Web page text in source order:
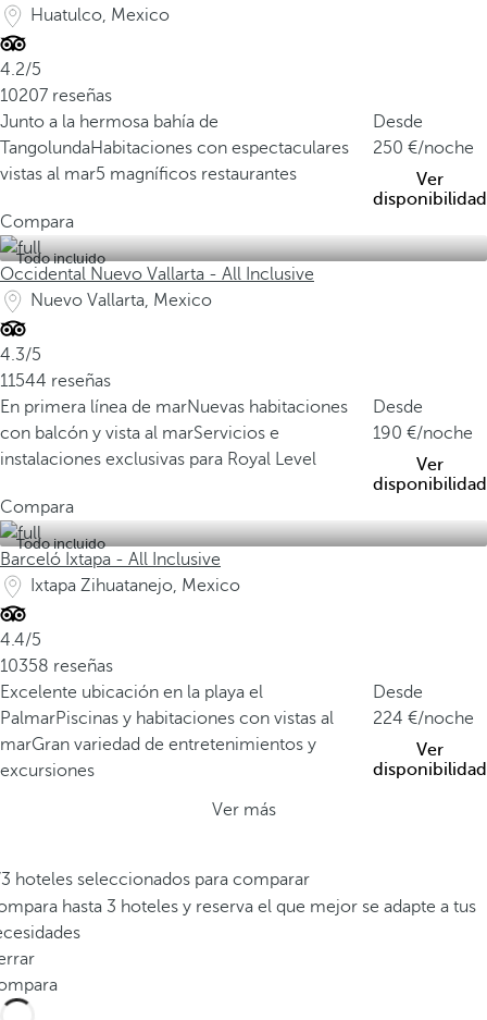
Huatulco, Mexico
4.2/5
10207 reseñas
Junto a la hermosa bahía de
TangolundaHabitaciones con espectaculares
vistas al mar5 magníficos restaurantes
Desde
250
/noche
Ver
disponibilidad
Compara
Todo incluido
Occidental Nuevo Vallarta - All Inclusive
Nuevo Vallarta, Mexico
4.3/5
11544 reseñas
En primera línea de marNuevas habitaciones
con balcón y vista al marServicios e
instalaciones exclusivas para Royal Level
Desde
190
/noche
Ver
disponibilidad
Compara
Todo incluido
Barceló Ixtapa - All Inclusive
Ixtapa Zihuatanejo, Mexico
4.4/5
10358 reseñas
Excelente ubicación en la playa el
PalmarPiscinas y habitaciones con vistas al
marGran variedad de entretenimientos y
excursiones
Desde
224
/noche
Ver
disponibilidad
Ver más
hoteles seleccionados para comparar
hasta 3 hoteles y reserva el que mejor se adapte a tus